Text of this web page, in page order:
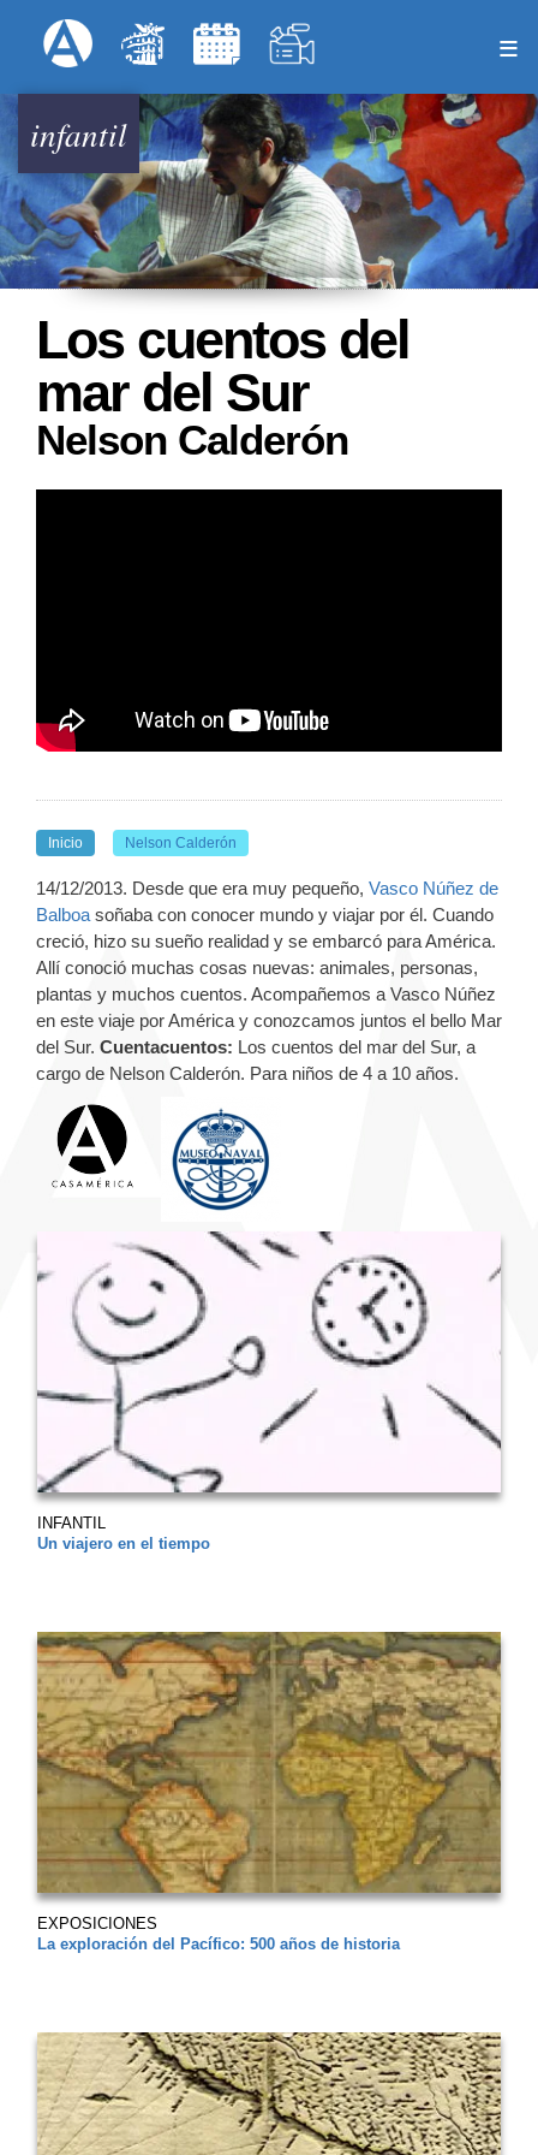
al
principal
Menú Superior
infantil
Los cuentos del
mar del Sur
Nelson Calderón
Inicio Nelson Calderón
14/12/2013. Desde que era muy pequeño, Vasco Núñez de
Balboa soñaba con conocer mundo y viajar por él. Cuando
creció, hizo su sueño realidad y se embarcó para América.
Allí conoció muchas cosas nuevas: animales, personas,
plantas y muchos cuentos. Acompañemos a Vasco Núñez
en este viaje por América y conozcamos juntos el bello Mar
del Sur. Cuentacuentos: Los cuentos del mar del Sur, a
cargo de Nelson Calderón. Para niños de 4 a 10 años.
INFANTIL
Un viajero en el tiempo
EXPOSICIONES
La exploración del Pacífico: 500 años de historia